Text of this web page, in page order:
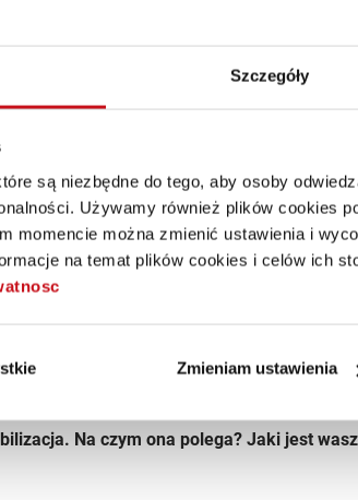
Szczegóły
są niezbędne do tego, aby osoby
Używamy również plików cookies
momencie można zmienić ustawienia i
na temat plików cookies i celów ich
Zmieniam ustawienia
Niemożliwe, a jednak! Korzystaj z
innych materiałów, które pozwolą ci
się na codziennej działalności MB
podniosła nam poprzeczkę jeszcze
na zimne, sami zastosowaliśmy
odstępów między
zdalnej.
produkcji, która nie ma kontaktu z innymi
koronawirus. Osoby oddelegowane do
Taka przezorność pozwoli nam zapewnić
udać się na kwarantannę.
Na czym ona polega? Jaki jest